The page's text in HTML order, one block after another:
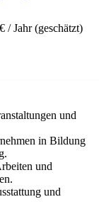
/ Jahr (geschätzt)
und
in Bildung
und
und